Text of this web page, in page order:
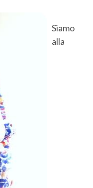
Siamo
alla